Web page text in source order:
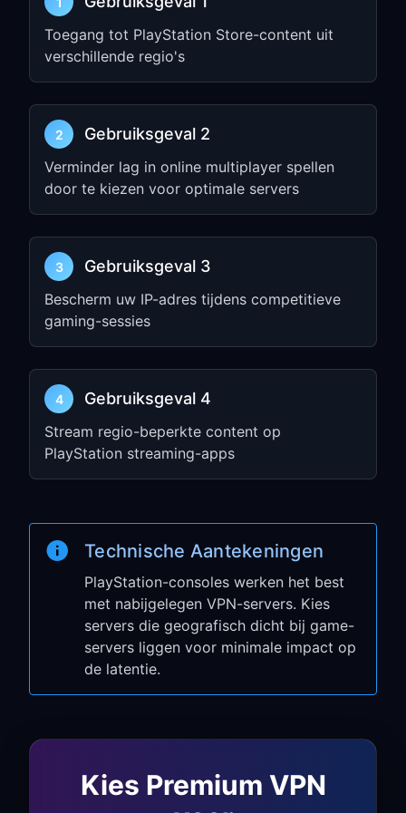
Stap 2: Configureer
PlayStation Network-
instellingen
Voor PlayStation 5 (PS5):
Network
Kies je Wi-Fi-netwerk →Advanced
Settings
Voer het IP-adres en de poort uit Stap
Up Internet Connection
Use Wi-Fi →
opAutomatic
StelProxy Serverin opUse
Voer het IP-adres en de poort uit Stap
1 in
Stap 3: Test je
gamingverbinding
de PlayStation Network-instellingen
Controleer verbindingssnelheid en
NAT-type
Toegang tot PlayStation Store-content uit
verschillende regio's
2 Gebruiksgeval 2
Verminder lag in online multiplayer spellen
door te kiezen voor optimale servers
3 Gebruiksgeval 3
Bescherm uw IP-adres tijdens competitieve
gaming-sessies
4 Gebruiksgeval 4
Stream regio-beperkte content op
PlayStation streaming-apps
Technische Aantekeningen
PlayStation-consoles werken het best
met nabijgelegen VPN-servers. Kies
servers die geografisch dicht bij game-
servers liggen voor minimale impact op
de latentie.
Kies Premium VPN